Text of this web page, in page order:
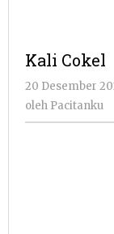
Kali Cokel
20 Desember
oleh Pacitanku